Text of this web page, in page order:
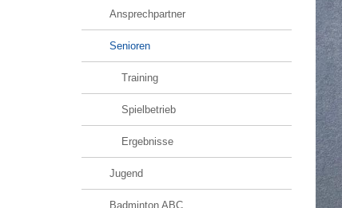
Ansprechpartner
Senioren
Training
Spielbetrieb
Ergebnisse
Jugend
Badminton ABC